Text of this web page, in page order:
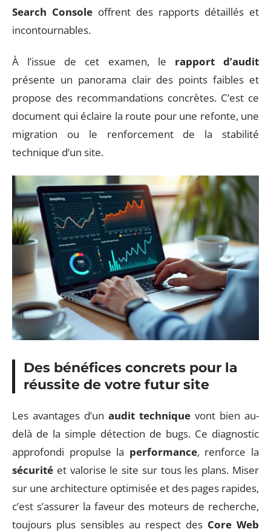
Search Console offrent des rapports détaillés et
incontournables.
À l’issue de cet examen, le rapport d’audit
présente un panorama clair des points faibles et
propose des recommandations concrètes. C’est ce
document qui éclaire la route pour une refonte, une
migration ou le renforcement de la stabilité
technique d’un site.
Des bénéfices concrets pour la
réussite de votre futur site
Les avantages d’un audit technique vont bien au-
delà de la simple détection de bugs. Ce diagnostic
approfondi propulse la performance, renforce la
sécurité et valorise le site sur tous les plans. Miser
sur une architecture optimisée et des pages rapides,
c’est s’assurer la faveur des moteurs de recherche,
toujours plus sensibles au respect des Core Web